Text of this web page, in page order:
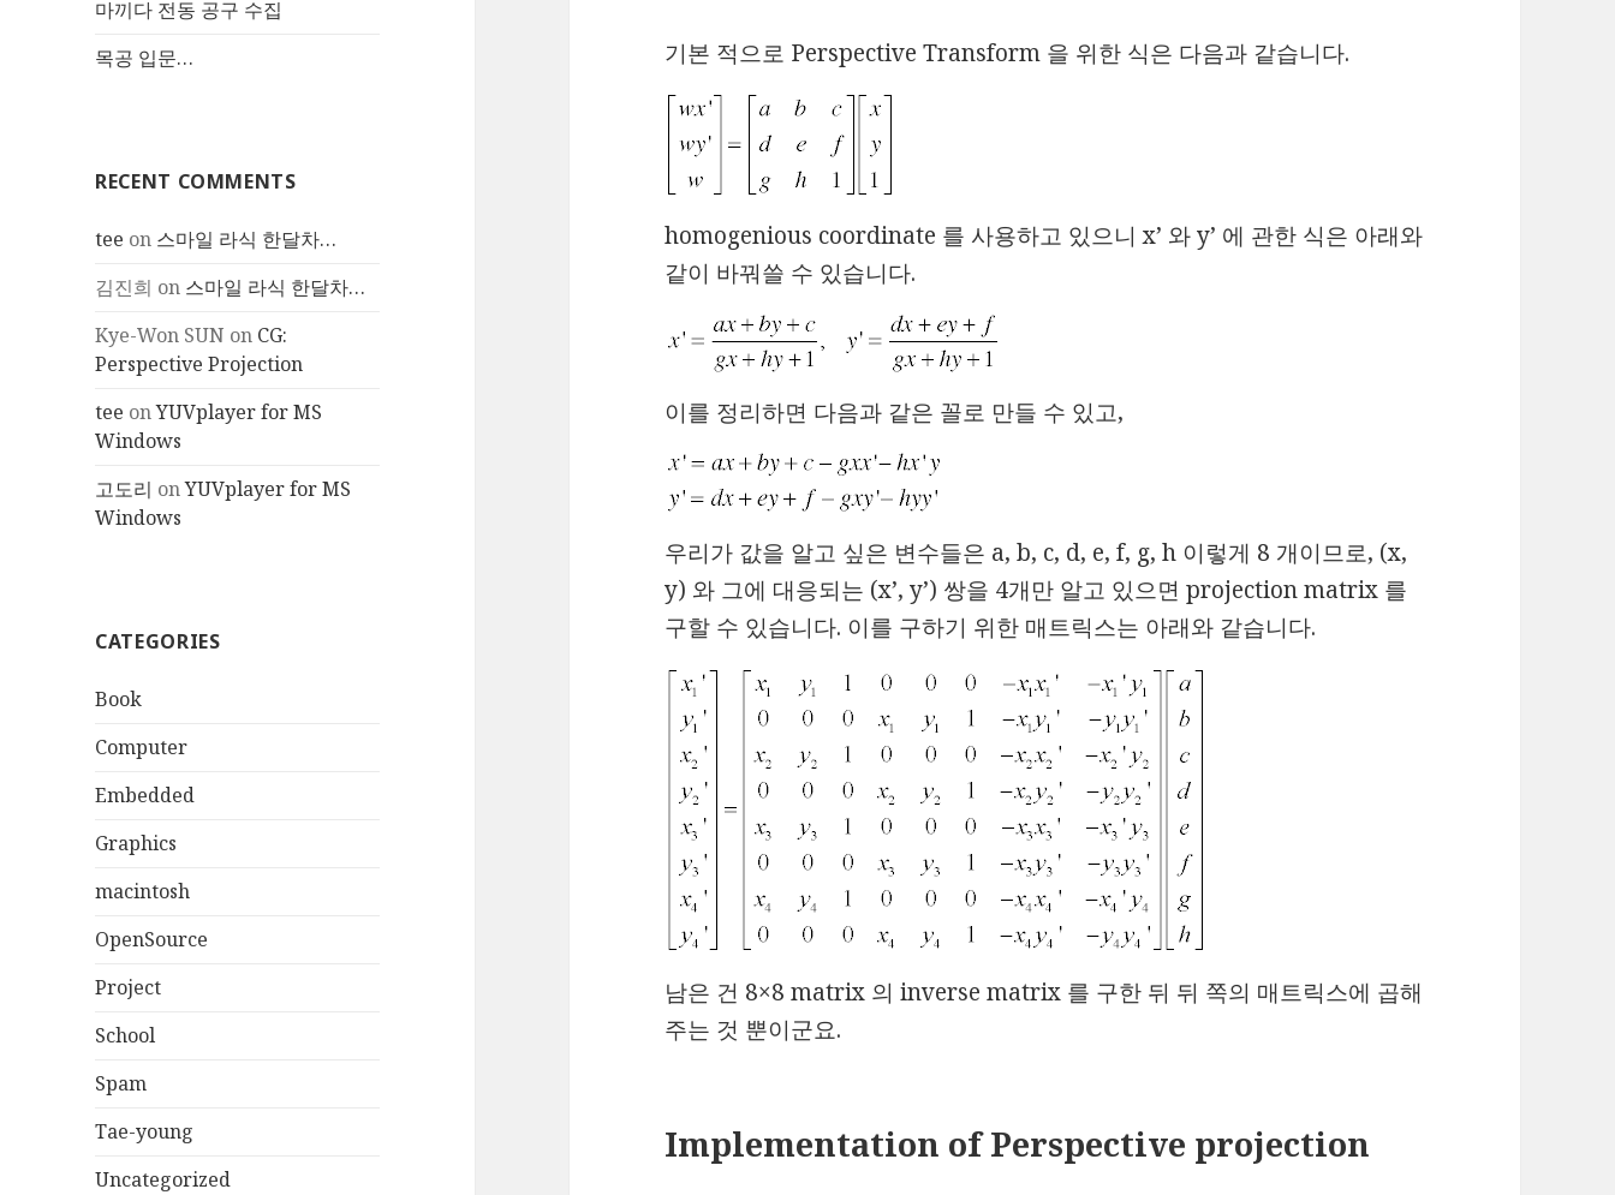
마끼다 전동 공구 수집
목공 입문…
RECENT COMMENTS
tee on 스마일 라식 한달차…
김진희 on 스마일 라식 한달차…
Kye-Won SUN on CG:
Perspective Projection
tee onYUVplayer for MS
Windows
고도리 onYUVplayer for MS
Windows
CATEGORIES
Book
Computer
Embedded
Graphics
macintosh
OpenSource
Project
School
Spam
Tae-young
Uncategorized
기본 적으로 Perspective Transform 을 위한 식은 다음과 같습니다.
homogenious coordinate 를 사용하고 있으니 x’ 와 y’ 에 관한 식은 아래와
같이 바꿔쓸 수 있습니다.
이를 정리하면 다음과 같은 꼴로 만들 수 있고,
우리가 값을 알고 싶은 변수들은 a, b, c, d, e, f, g, h 이렇게 8 개이므로, (x,
y) 와 그에 대응되는 (x’, y’) 쌍을 4개만 알고 있으면 projection matrix 를
구할 수 있습니다. 이를 구하기 위한 매트릭스는 아래와 같습니다.
남은 건 8×8 matrix 의 inverse matrix 를 구한 뒤 뒤 쪽의 매트릭스에 곱해
주는 것 뿐이군요.
Implementation of Perspective projection